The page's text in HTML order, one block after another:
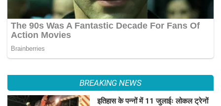
BREAKING NEWS
इतिहास के पन्नों में 11 जुलाईः लोकल ट्रेनों